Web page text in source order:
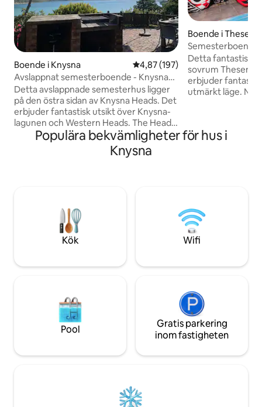
Boende i Knysna 4,87 av 5 i genomsnittligt
4,87 (197)
Avslappnat semesterboende - Knysna
Heads
Detta avslappnade semesterhus ligger
på den östra sidan av Knysna Heads. Det
erbjuder fantastisk utsikt över Knysna-
lagunen och Western Heads. The Heads
House ligger inom gångavstånd från
vattenkanten. Här finns sovplats för 7
personer i 4 sovrum med eget badrum,
med några av de bästa utsikterna
Knysna kan erbjuda. Perfekt för en grill,
medan du njuter av en sundowner.
Boende i Thesens
Semesterboende
Canals Knysna
Detta fantastiska
sovrum Thesen
erbjuder
utmärkt läge.
kajakpaddling.
Populära bekvämligheter för hus i
Knysna
Kök Wifi
Pool
Gratis parkering
inom fastigheten